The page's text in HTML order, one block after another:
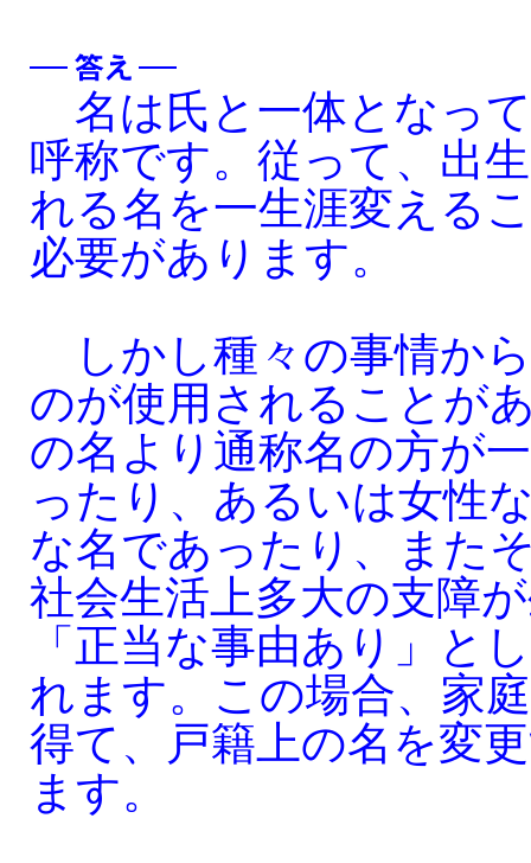
名は氏と一体となっ
呼称です。従って、出
れる名を一生涯変える
必要があります。
しかし種々の事情か
のが使用されることが
の名より通称名の方が
ったり、あるいは女性
な名であったり、また
社会生活上多大の支障
「正当な事由あり」と
れます。この場合、家
得て、戸籍上の名を変
ます。